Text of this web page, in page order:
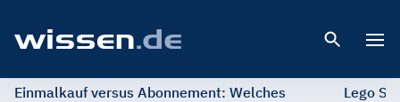
Einmalkauf versus Abonnement: Welches
Lego